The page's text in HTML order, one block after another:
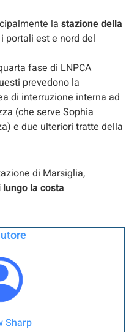
la stazione della
portali est e nord del
fase di LNPCA
prevedono la
di interruzione interna ad
(che serve Sophia
e due ulteriori tratte della
di Marsiglia,
la costa
Sharp